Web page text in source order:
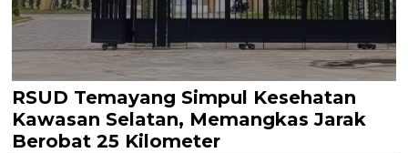
RSUD Temayang Simpul Kesehatan
Kawasan Selatan, Memangkas Jarak
Berobat 25 Kilometer